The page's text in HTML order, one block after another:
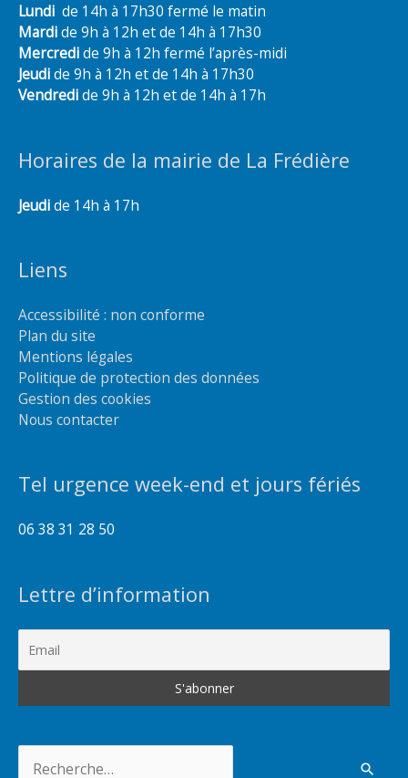
Lundi de 14h à 17h30 fermé le matin
Mardide 9h à 12h et de 14h à 17h30
Mercredide 9h à 12h fermé l’après-midi
Jeudide 9h à 12h et de 14h à 17h30
Vendredide 9h à 12h et de 14h à 17h
Horaires de la mairie de La Frédière
Jeudide 14h à 17h
Liens
Accessibilité : non conforme
Plan du site
Mentions légales
Politique de protection des données
Gestion des cookies
Nous contacter
Tel urgence week-end et jours fériés
06 38 31 28 50
Lettre d’information